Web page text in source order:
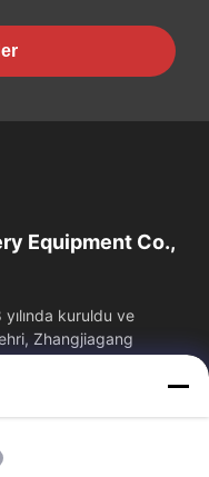
Equipment Co.,
kuruldu ve
Zhangjiagang